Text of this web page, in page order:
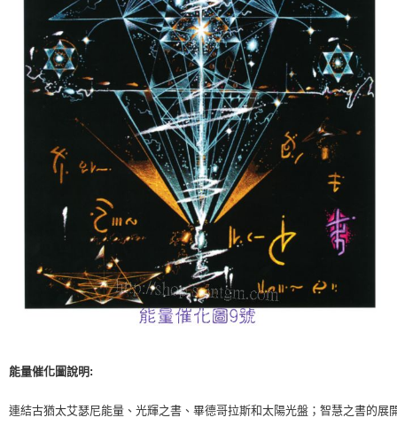
郵局幫你送（離島）
每筆NT$80，滿NT$3,000(含以上)免運費
付款後門市自取
免運費
能量催化圖說明:
連結古猶太艾瑟尼能量、光輝之書、畢德哥拉斯和太陽光盤；智慧之書的展